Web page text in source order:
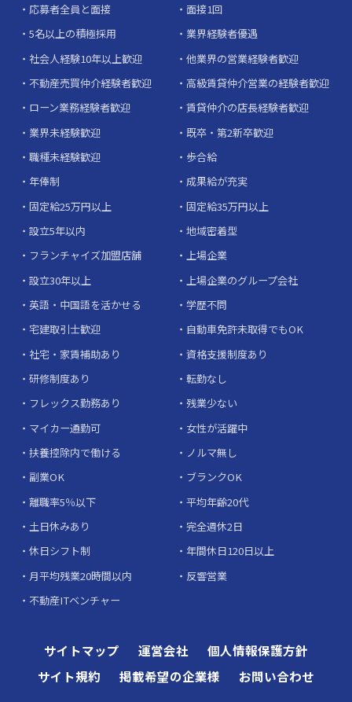
応募者全員と面接
面接1回
5名以上の積極採用
業界経験者優遇
社会人経験10年以上歓迎
他業界の営業経験者歓迎
不動産売買仲介経験者歓迎
高級賃貸仲介営業の経験者歓迎
ローン業務経験者歓迎
賃貸仲介の店長経験者歓迎
業界未経験歓迎
既卒・第2新卒歓迎
職種未経験歓迎
歩合給
年俸制
成果給が充実
固定給25万円以上
固定給35万円以上
設立5年以内
地域密着型
フランチャイズ加盟店舗
上場企業
設立30年以上
上場企業のグループ会社
英語・中国語を活かせる
学歴不問
宅建取引士歓迎
自動車免許未取得でもOK
社宅・家賃補助あり
資格支援制度あり
研修制度あり
転勤なし
フレックス勤務あり
残業少ない
マイカー通勤可
女性が活躍中
扶養控除内で働ける
ノルマ無し
副業OK
ブランクOK
離職率5％以下
平均年齢20代
土日休みあり
完全週休2日
休日シフト制
年間休日120日以上
月平均残業20時間以内
反響営業
不動産ITベンチャー
サイトマップ 運営会社
個人情報保護方針
サイト規約
掲載希望の企業様 お問い合わせ